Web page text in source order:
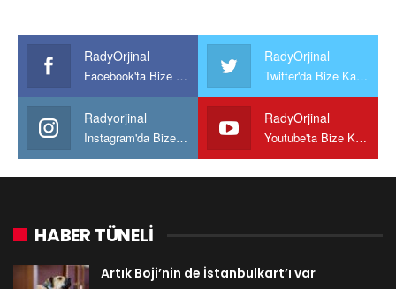
RadyOrjinal
Facebook'ta Bize Katılın
RadyOrjinal
Twitter'da Bize Katılın
Radyorjinal
Instagram'da Bize katılın
RadyOrjinal
Youtube'ta Bize Katılın
HABER TÜNELİ
Artık Boji’nin de İstanbulkart’ı var